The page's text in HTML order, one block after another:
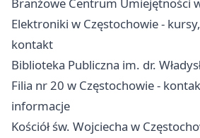
Branżowe Centrum Umiejętności
Elektroniki w Częstochowie -
kontakt
Biblioteka Publiczna im. dr.
Filia nr 20 w Częstochowie -
informacje
Kościół św. Wojciecha w